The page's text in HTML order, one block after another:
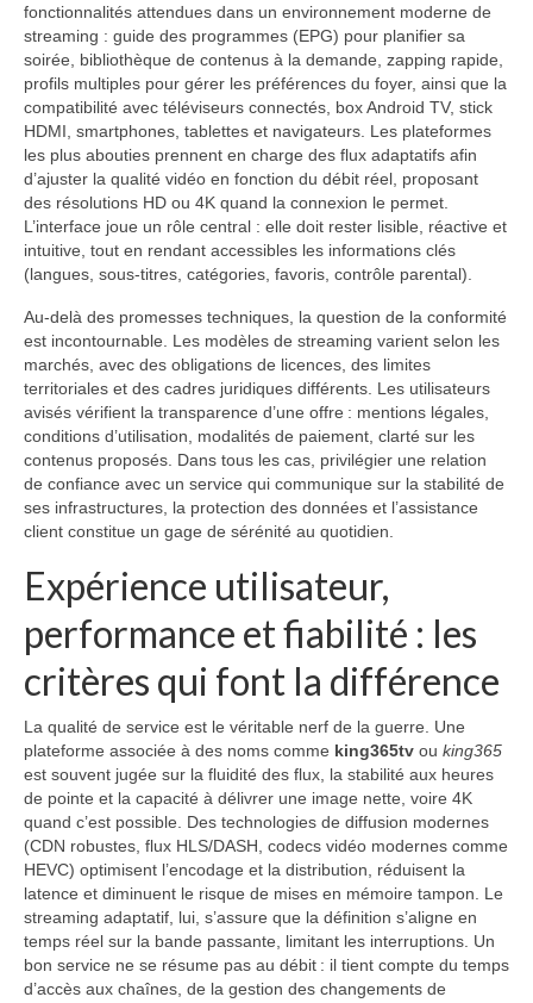
fonctionnalités attendues dans un environnement moderne de
streaming : guide des programmes (EPG) pour planifier sa
soirée, bibliothèque de contenus à la demande, zapping rapide,
profils multiples pour gérer les préférences du foyer, ainsi que la
compatibilité avec téléviseurs connectés, box Android TV, stick
HDMI, smartphones, tablettes et navigateurs. Les plateformes
les plus abouties prennent en charge des flux adaptatifs afin
d’ajuster la qualité vidéo en fonction du débit réel, proposant
des résolutions HD ou 4K quand la connexion le permet.
L’interface joue un rôle central : elle doit rester lisible, réactive et
intuitive, tout en rendant accessibles les informations clés
(langues, sous-titres, catégories, favoris, contrôle parental).
Au-delà des promesses techniques, la question de la conformité
est incontournable. Les modèles de streaming varient selon les
marchés, avec des obligations de licences, des limites
territoriales et des cadres juridiques différents. Les utilisateurs
avisés vérifient la transparence d’une offre : mentions légales,
conditions d’utilisation, modalités de paiement, clarté sur les
contenus proposés. Dans tous les cas, privilégier une relation
de confiance avec un service qui communique sur la stabilité de
ses infrastructures, la protection des données et l’assistance
client constitue un gage de sérénité au quotidien.
Expérience utilisateur,
performance et fiabilité : les
critères qui font la différence
La qualité de service est le véritable nerf de la guerre. Une
plateforme associée à des noms comme king365tv ou king365
est souvent jugée sur la fluidité des flux, la stabilité aux heures
de pointe et la capacité à délivrer une image nette, voire 4K
quand c’est possible. Des technologies de diffusion modernes
(CDN robustes, flux HLS/DASH, codecs vidéo modernes comme
HEVC) optimisent l’encodage et la distribution, réduisent la
latence et diminuent le risque de mises en mémoire tampon. Le
streaming adaptatif, lui, s’assure que la définition s’aligne en
temps réel sur la bande passante, limitant les interruptions. Un
bon service ne se résume pas au débit : il tient compte du temps
d’accès aux chaînes, de la gestion des changements de